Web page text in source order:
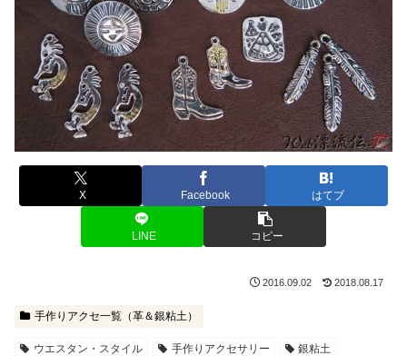
X Facebook はてブ
LINE コピー
2016.09.02 2018.08.17
手作りアクセ一覧（革＆銀粘土）
ウエスタン・スタイル 手作りアクセサリー 銀粘土